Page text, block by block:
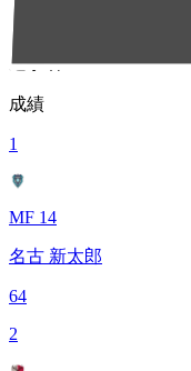
順位
選手名
成績
1
MF 14
名古 新太郎
64
2